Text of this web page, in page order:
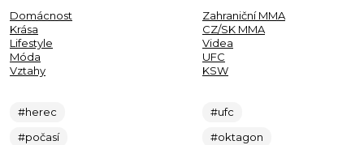
Domácnost
Krása
Lifestyle
Móda
Vztahy
#herec
#počasí
Zahraniční MMA
CZ/SK MMA
Videa
UFC
KSW
#ufc
#oktagon